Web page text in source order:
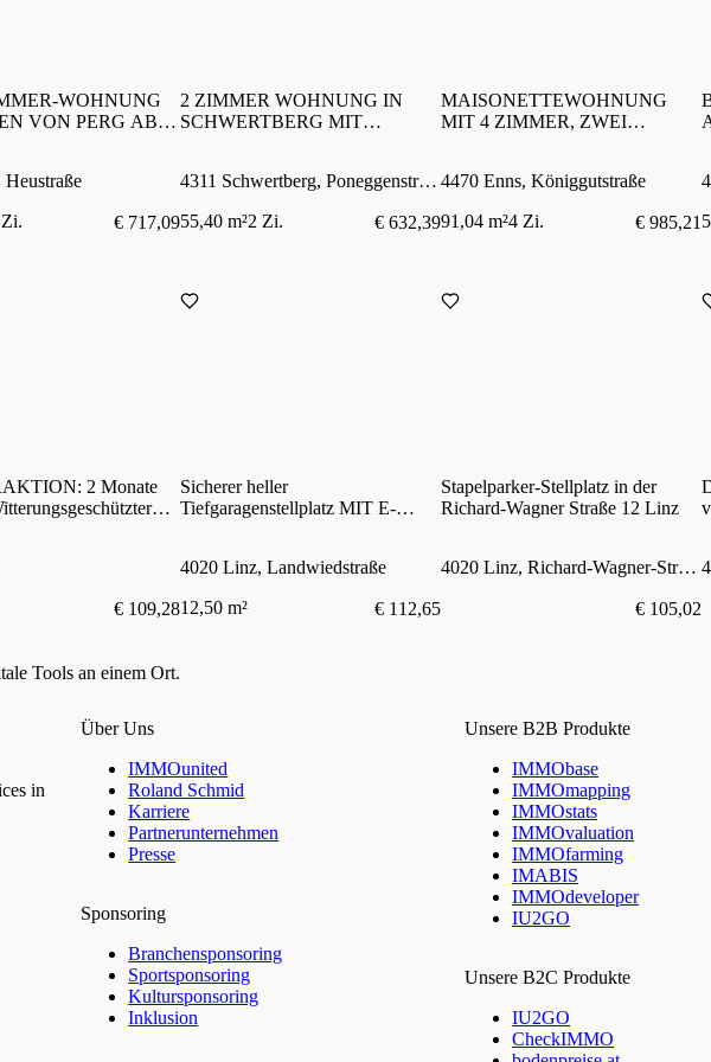
WOHNUNG
VON PERG AB
Heustraße
€ 717,09
2 ZIMMER WOHNUNG IN
SCHWERTBERG MIT
4311 Schwertberg, Poneggenstraße 38a
55,40 m²2 Zi. € 632,39
MAISONETTEWOHNUNG
MIT 4 ZIMMER, ZWEI
ENNS!
4470 Enns, Königgutstraße
91,04 m²4 Zi. € 985,21
2 Monate
für E-
– nur noch
€ 109,28
Sicherer heller
Tiefgaragenstellplatz MIT E-
ÄRZTEZENTRUM OED im
4020 Linz, Landwiedstraße
12,50 m²
€ 112,65
Stapelparker-Stellplatz in der
Richard-Wagner Straße 12 Linz
4020 Linz, Richard-Wagner-Straße 12
€ 105,02
Tools an einem Ort.
in
Über Uns
IMMOunited
Roland Schmid
Karriere
Partnerunternehmen
Presse
Sponsoring
Branchensponsoring
Sportsponsoring
Kultursponsoring
Inklusion
Unsere B2B Produkte
IMMObase
IMMOmapping
IMMOstats
IMMOvaluation
IMMOfarming
IMABIS
IMMOdeveloper
IU2GO
Unsere B2C Produkte
IU2GO
CheckIMMO